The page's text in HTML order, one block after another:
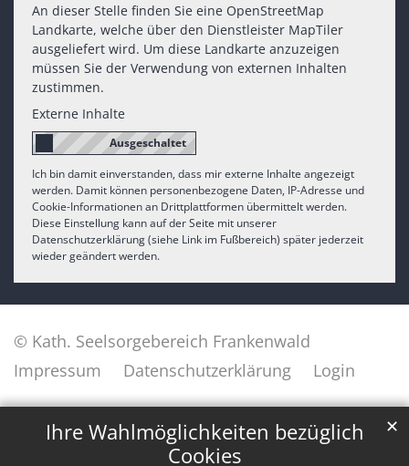
Ihre Wahlmöglichkeiten bezüglich
Cookies
✕
An dieser Stelle finden Sie eine OpenStreetMap
Landkarte, welche über den Dienstleister MapTiler
ausgeliefert wird. Um diese Landkarte anzuzeigen
müssen Sie der Verwendung von externen Inhalten
zustimmen.
Externe Inhalte
Ich bin damit einverstanden, dass mir externe Inhalte angezeigt
werden. Damit können personenbezogene Daten, IP-Adresse und
Cookie-Informationen an Drittplattformen übermittelt werden.
Diese Einstellung kann auf der Seite mit unserer
Datenschutzerklärung (siehe Link im Fußbereich) später jederzeit
wieder geändert werden.
© Kath. Seelsorgebereich Frankenwald
Impressum
Datenschutzerklärung Login